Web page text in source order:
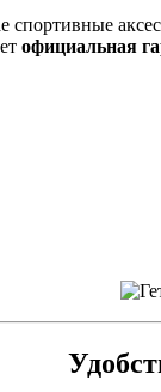
официальная